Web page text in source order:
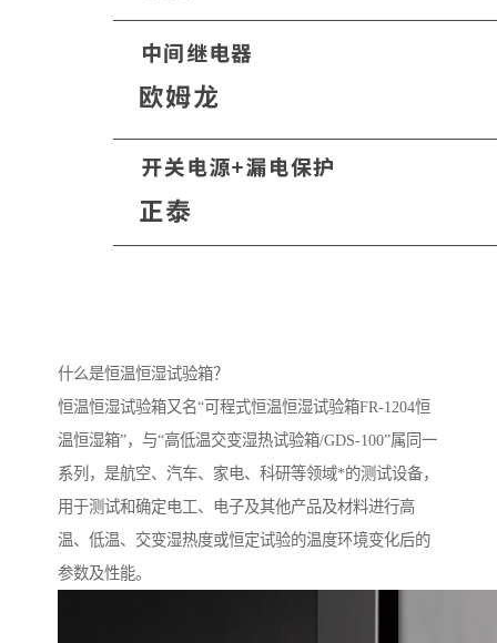
什么是恒温恒湿试验箱？
恒温恒湿试验箱又名“可程式恒温恒湿试验箱FR-1204恒
温恒湿箱”，与“高低温交变湿热试验箱/GDS-100”属同一
系列，是航空、汽车、家电、科研等领域*的测试设备，
用于测试和确定电工、电子及其他产品及材料进行高
温、低温、交变湿热度或恒定试验的温度环境变化后的
参数及性能。